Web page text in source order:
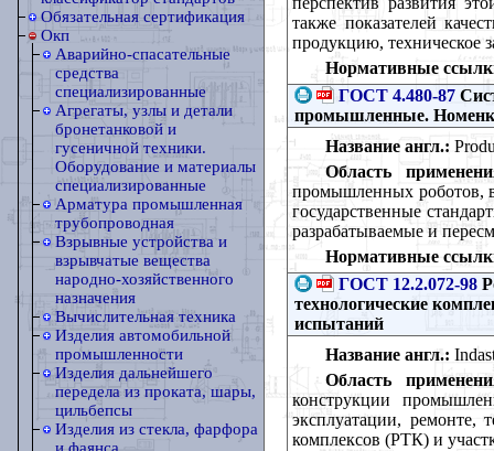
Обязательная сертификация
Окп
Аварийно-спасательные
средства
специализированные
Агрегаты, узлы и детали
бронетанковой и
гусеничной техники.
Оборудование и материалы
специализированные
Арматура промышленная
трубопроводная
Взрывные устройства и
взрывчатые вещества
народно-хозяйственного
назначения
Вычислительная техника
Изделия автомобильной
промышленности
Изделия дальнейшего
передела из проката, шары,
цильбепсы
Изделия из стекла, фарфора
также показателей
продукцию,
Нормативные
ГОСТ 4.480-87
промышленные.
Название англ.:
Область
промышленных роботов,
государственные
разрабатываемые и
Нормативные
ГОСТ 12.2.072-98
технологические
испытаний
Название англ.:
Область
конструкции
эксплуатации, ремонте,
комплексов (РТК) и